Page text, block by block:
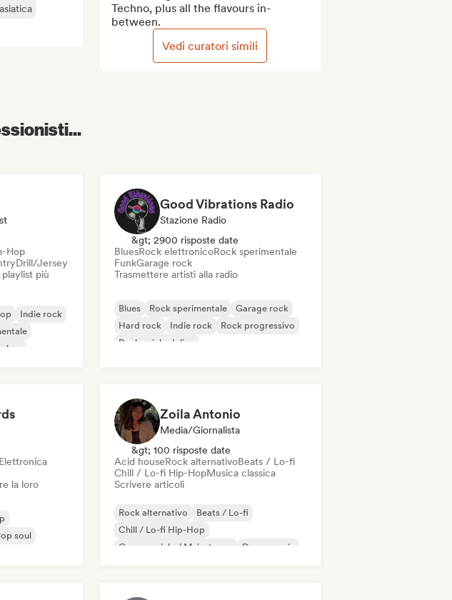
Techno, plus all the flavours in-
between.
Vedi curatori simili
Hop
Drill/Jersey
più
Indie rock
Good Vibrations Radio
Stazione Radio
&gt; 2900 risposte date
BluesRock elettronicoRock sperimentale
FunkGarage rock
Trasmettere artisti alla radio
Blues Rock sperimentale
Garage rock
Hard rock
Indie rock
Rock progressivo
Rock psichedelico
Elettronica
la loro
soul
Zoila Antonio
Media/Giornalista
&gt; 100 risposte date
Acid houseRock alternativoBeats / Lo-fi
Chill / Lo-fi Hip-HopMusica classica
Scrivere articoli
Rock alternativo
Beats / Lo-fi
Chill / Lo-fi Hip-Hop
Commerciale / Mainstream
Dance music